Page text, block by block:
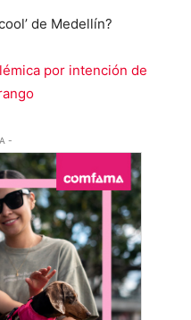
de Medellín?
por intención de
-